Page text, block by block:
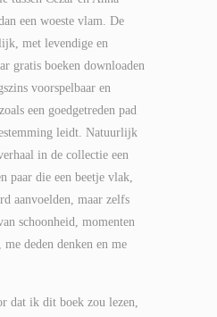
een woeste vlam. De
met levendige en
gratis boeken downloaden
voorspelbaar en
een goedgetreden pad
leidt. Natuurlijk
in de collectie een
paar die een beetje vlak,
aanvoelden, maar zelfs
schoonheid, momenten
me deden denken en me
dat ik dit boek zou lezen,